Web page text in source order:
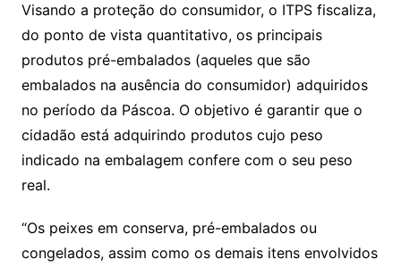
Visando a proteção do consumidor, o ITPS fiscaliza,
do ponto de vista quantitativo, os principais
produtos pré-embalados (aqueles que são
embalados na ausência do consumidor) adquiridos
no período da Páscoa. O objetivo é garantir que o
cidadão está adquirindo produtos cujo peso
indicado na embalagem confere com o seu peso
real.
“Os peixes em conserva, pré-embalados ou
congelados, assim como os demais itens envolvidos